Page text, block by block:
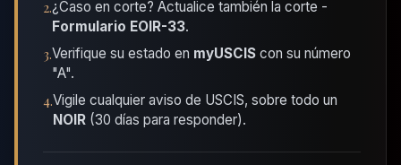
2.¿Caso en corte? Actualice también la corte -
Formulario EOIR-33.
3.Verifique su estado en myUSCIS con su número
"A".
4.Vigile cualquier aviso de USCIS, sobre todo un
NOIR (30 días para responder).